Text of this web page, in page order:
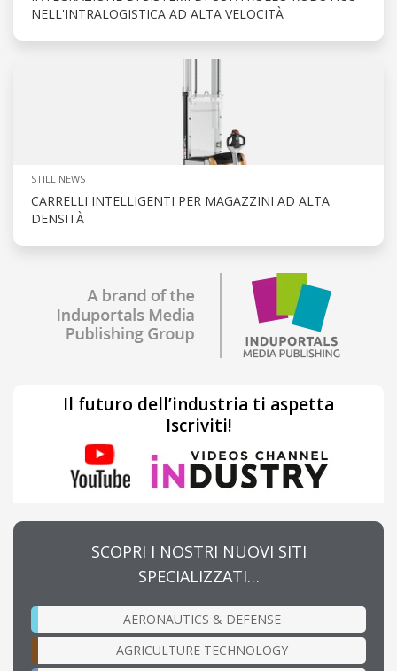
NELL'INTRALOGISTICA AD ALTA VELOCITÀ
STILL NEWS
CARRELLI INTELLIGENTI PER MAGAZZINI AD ALTA
DENSITÀ
Il futuro dell’industria ti aspetta
Iscriviti!
SCOPRI I NOSTRI NUOVI SITI
SPECIALIZZATI…
AERONAUTICS & DEFENSE
AGRICULTURE TECHNOLOGY